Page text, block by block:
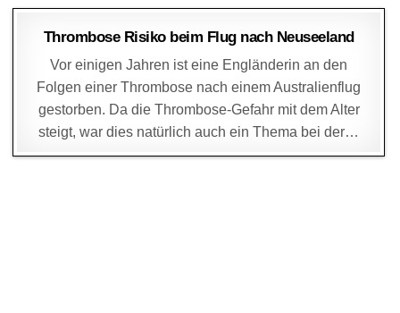
DAGMAR 30. OKTOBER 2004
Thrombose Risiko beim Flug nach Neuseeland
Vor einigen Jahren ist eine Engländerin an den
Folgen einer Thrombose nach einem Australienflug
gestorben. Da die Thrombose-Gefahr mit dem Alter
steigt, war dies natürlich auch ein Thema bei der…